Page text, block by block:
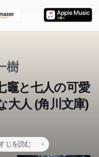
樹
竈と七人の可愛
大人 (角川文庫)
じを読む